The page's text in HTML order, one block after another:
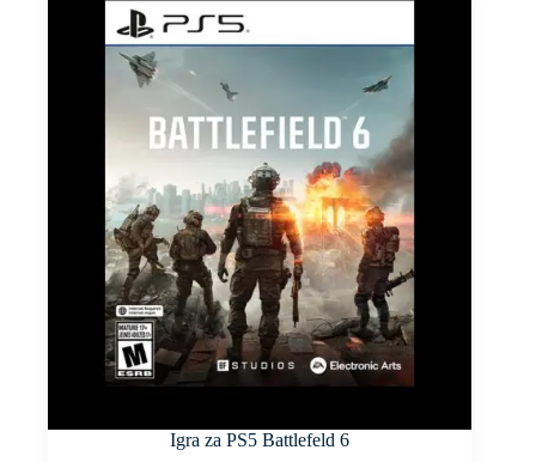
Igra za PS5 Battlefeld 6